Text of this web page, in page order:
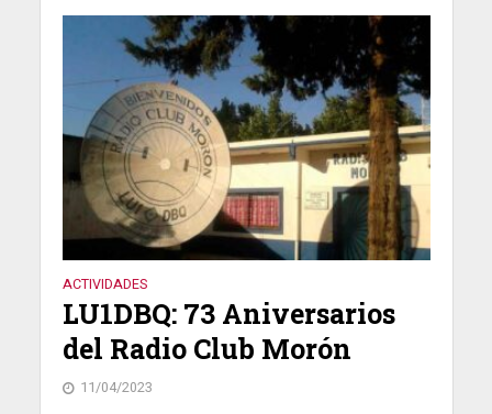
ACTIVIDADES
LU1DBQ: 73 Aniversarios
del Radio Club Morón
11/04/2023